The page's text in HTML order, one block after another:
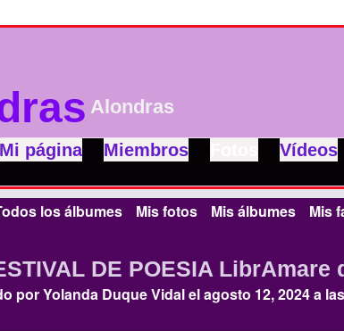
Alondras
Mi página Miembros Vídeos
los álbumes Mis fotos Mis álbumes Mis
DE POESIA LibrAmare
porYolanda Duque Vidalel agosto 12, 2024 a